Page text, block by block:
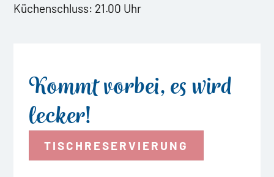
Küchenschluss: 21.00 Uhr
Kommt vorbei, es wird
lecker!
TISCHRESERVIERUNG